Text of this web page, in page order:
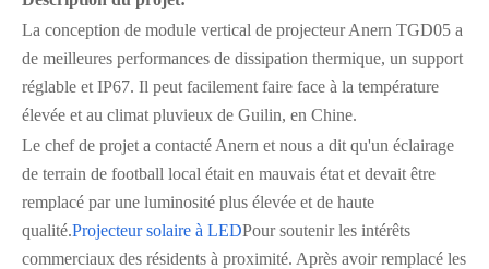
La conception de module vertical de projecteur Anern TGD05 a
de meilleures performances de dissipation thermique, un support
réglable et IP67. Il peut facilement faire face à la température
élevée et au climat pluvieux de Guilin, en Chine.
Le chef de projet a contacté Anern et nous a dit qu'un éclairage
de terrain de football local était en mauvais état et devait être
remplacé par une luminosité plus élevée et de haute
qualité.Projecteur solaire à LEDPour soutenir les intérêts
commerciaux des résidents à proximité. Après avoir remplacé les